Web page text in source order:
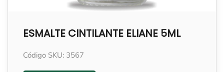
ESMALTE CINTILANTE ELIANE 5ML
Código SKU: 3567